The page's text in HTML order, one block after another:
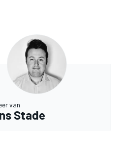
van
Stade